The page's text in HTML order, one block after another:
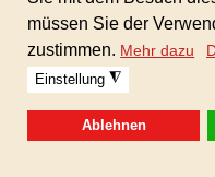
Inkl. gewerblicher
Keine weiteren
Sofortdownload